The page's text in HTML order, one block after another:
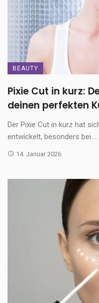
BEAUTY
Pixie Cut in kurz:
deinen perfekten
Der Pixie Cut in kurz hat
entwickelt, besonders bei ...
14. Januar 2026